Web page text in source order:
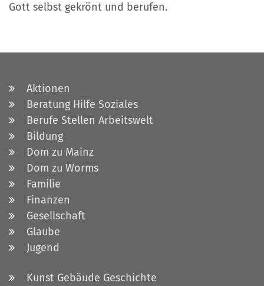
Gott selbst gekrönt und berufen.
Aktionen
Beratung Hilfe Soziales
Berufe Stellen Arbeitswelt
Bildung
Dom zu Mainz
Dom zu Worms
Familie
Finanzen
Gesellschaft
Glaube
Jugend
Kunst Gebäude Geschichte